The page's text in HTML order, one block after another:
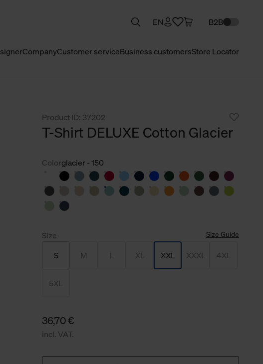
CompanyCustomer serviceBusiness customersStore Locator
EN B2B
Product ID: 37202
T-Shirt DELUXE Cotton Glacier
Colorglacier - 150
Size Size Guide
S M L XL XXL XXXL 4XL
5XL
36,70 €
incl. VAT.